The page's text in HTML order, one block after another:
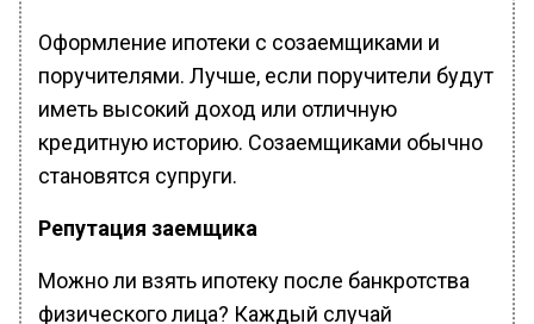
Оформление ипотеки с созаемщиками и
поручителями. Лучше, если поручители будут
иметь высокий доход или отличную
кредитную историю. Созаемщиками обычно
становятся супруги.
Репутация заемщика
Можно ли взять ипотеку после банкротства
физического лица? Каждый случай